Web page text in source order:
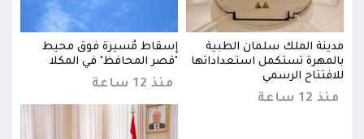
مدينة الملك سلمان الطبية
بالمهرة تستكمل استعداداتها
للافتتاح الرسمي
منذ 12 ساعة
إسقاط مُسيرة فوق محيط
"قصر المحافظ" في المكلا
منذ 12 ساعة